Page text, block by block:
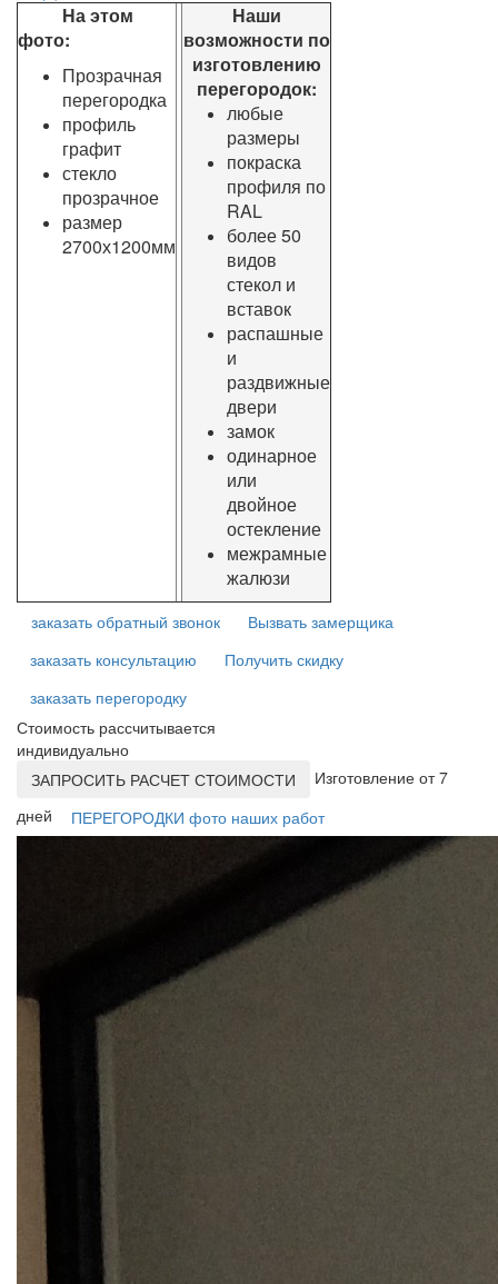
На этом
фото:
Прозрачная
перегородка
профиль
графит
стекло
прозрачное
размер
2700х1200мм
Наши
возможности по
изготовлению
перегородок:
любые
размеры
покраска
профиля по
RAL
более 50
видов
стекол и
вставок
распашные
и
раздвижные
двери
замок
одинарное
или
двойное
остекление
межрамные
жалюзи
заказать обратный звонок
Вызвать замерщика
заказать консультацию
Получить скидку
заказать перегородку
Стоимость рассчитывается
индивидуально
ЗАПРОСИТЬ РАСЧЕТ СТОИМОСТИ
Изготовление от 7
дней
ПЕРЕГОРОДКИ фото наших работ